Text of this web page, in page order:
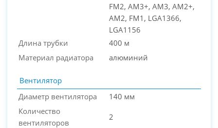
FM2, AM3+, AM3, AM2+,
AM2, FM1, LGA1366,
LGA1156
Длина трубки
400 м
Материал радиатора
алюминий
Вентилятор
Диаметр вентилятора
140 мм
Количество
вентиляторов
2